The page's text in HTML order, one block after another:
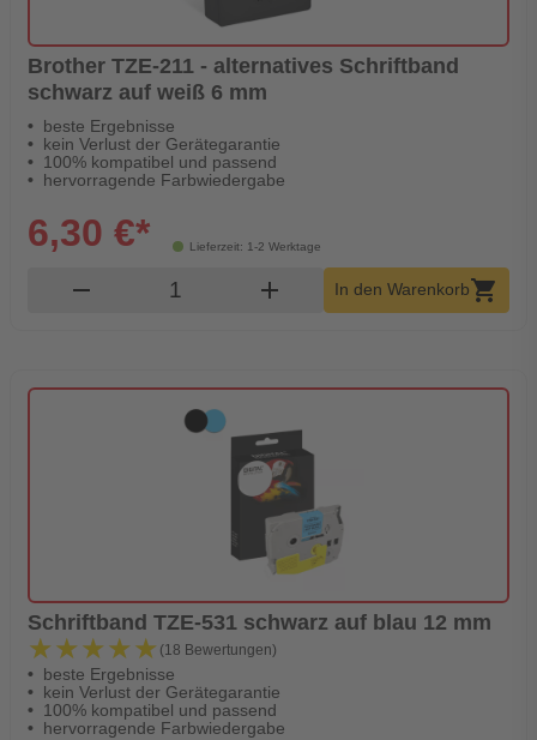
Brother TZE-211 - alternatives Schriftband
schwarz auf weiß 6 mm
beste Ergebnisse
kein Verlust der Gerätegarantie
100% kompatibel und passend
hervorragende Farbwiedergabe
Lieferzeit: 1-2 Werktage
6,30 €*
remove Produkt Warenkorb Menge
add In den Warenkorbshopping_cart
Schriftband TZE-531 schwarz auf blau 12 mm
★★★★★
★★★★★ (18 Bewertungen)
beste Ergebnisse
kein Verlust der Gerätegarantie
100% kompatibel und passend
hervorragende Farbwiedergabe